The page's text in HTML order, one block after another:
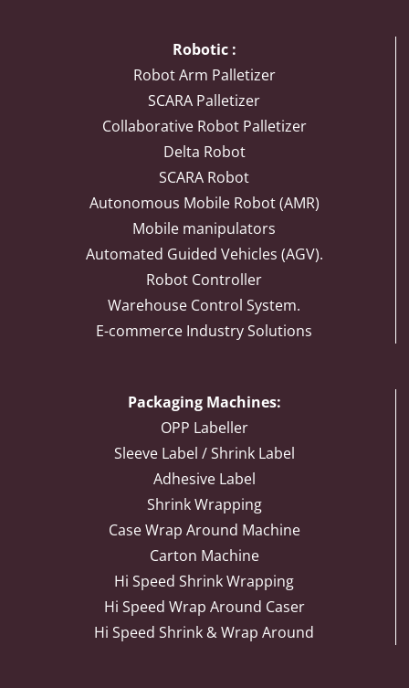
Robotic :
Robot Arm Palletizer
SCARA Palletizer
Collaborative Robot Palletizer
Delta Robot
SCARA Robot
Autonomous Mobile Robot (AMR)
Mobile manipulators
Automated Guided Vehicles (AGV).
Robot Controller
Warehouse Control System.
E-commerce Industry Solutions
Packaging Machines:
OPP Labeller
Sleeve Label / Shrink Label
Adhesive Label
Shrink Wrapping
Case Wrap Around Machine
Carton Machine
Hi Speed Shrink Wrapping
Hi Speed Wrap Around Caser
Hi Speed Shrink & Wrap Around